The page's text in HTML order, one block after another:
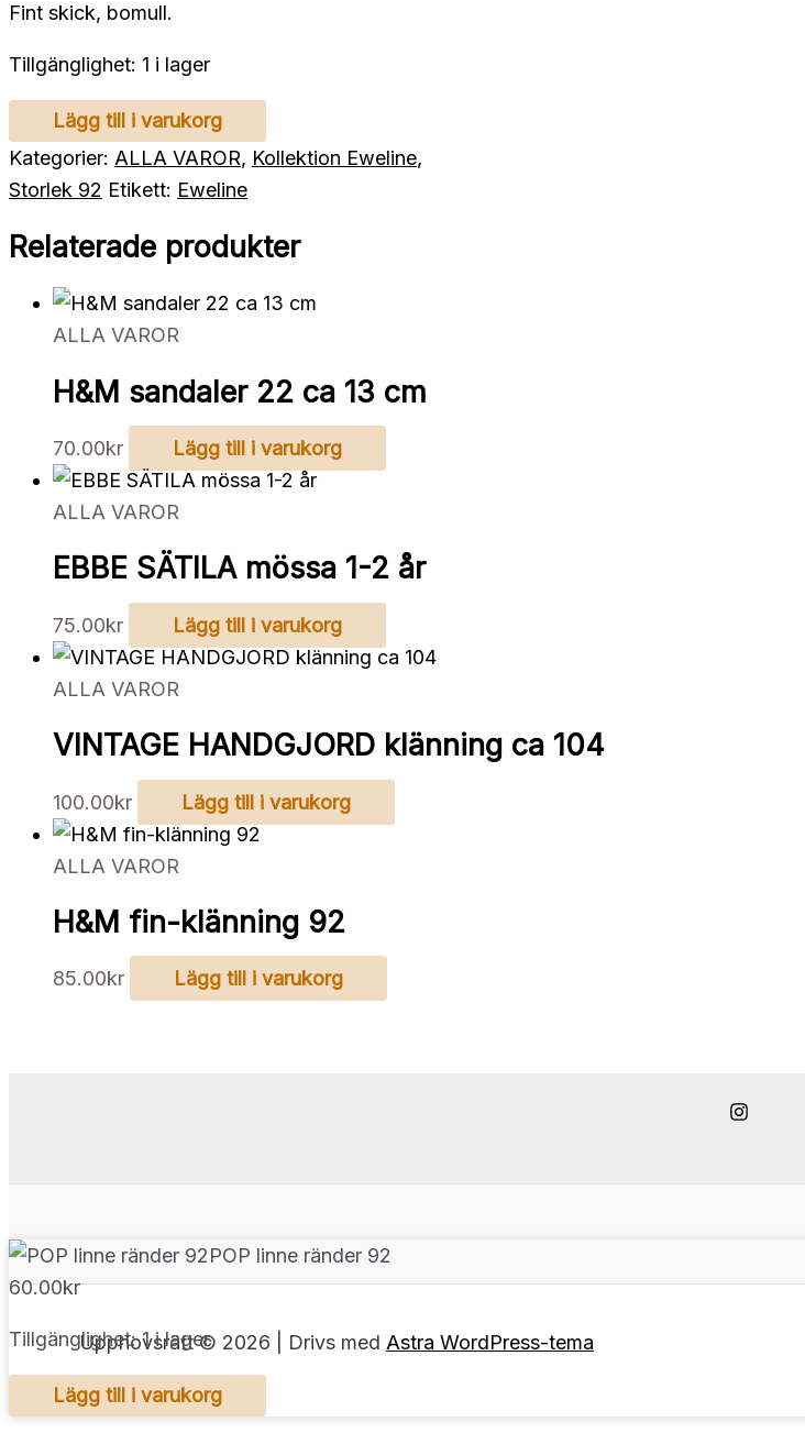
Fint skick, bomull.
Tillgänglighet: 1 i lager
linne
ränder
mängd
Lägg till i varukorg
Kategorier: ALLA VAROR, Kollektion Eweline,
Storlek 92 Etikett: Eweline
Relaterade produkter
ALLA VAROR
H&M sandaler 22 ca 13 cm
70.00kr Lägg till i varukorg
ALLA VAROR
EBBE SÄTILA mössa 1-2 år
75.00kr Lägg till i varukorg
ALLA VAROR
VINTAGE HANDGJORD klänning ca 104
100.00kr Lägg till i varukorg
ALLA VAROR
H&M fin-klänning 92
85.00kr Lägg till i varukorg
Upphovsrätt © 2026 | Drivs med Astra WordPress-tema
POP linne ränder 92
60.00kr
Tillgänglighet: 1 i lager
linne
Lägg till i varukorg